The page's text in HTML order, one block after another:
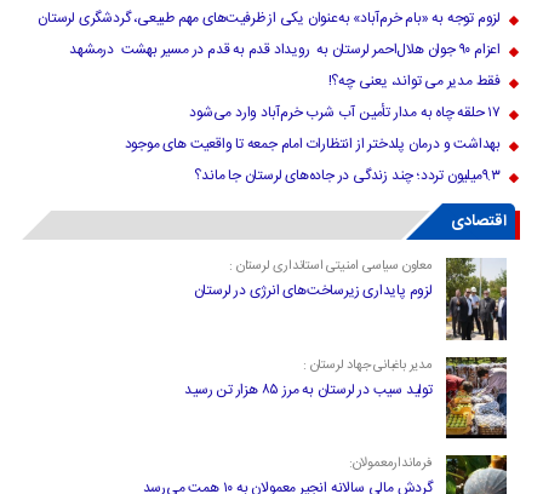
لزوم توجه به «بام خرم‌آباد» به‌عنوان یکی از ظرفیت‌های مهم طبیعی، گردشگری لرستان
اعزام ۹۰ جوان هلال‌احمر لرستان به رویداد قدم به قدم در مسیر بهشت درمشهد
فقط مدیر می تواند، یعنی چه؟!
۱۷ حلقه چاه به مدار تأمین آب شرب خرم‌آباد وارد می‌شود
بهداشت و درمان پلدختر از انتظارات امام جمعه تا واقعیت های موجود
۹.۳میلیون تردد؛ چند زندگی در جاده‌های لرستان جا ماند؟
اقتصادی
معاون سیاسی امنیتی استانداری لرستان :
لزوم پایداری زیرساخت‌های انرژی در لرستان
مدیر باغبانی جهاد لرستان :
تولید سیب در لرستان به مرز ۸۵ هزار تن رسید
فرماندارمعمولان:
گردش مالی سالانه انجیر معمولان به ۱۰ همت می‌رسد